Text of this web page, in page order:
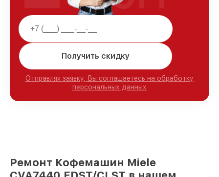
Получить скидку
Отправляя заявку, Вы соглашаетесь на обработку
персональных данных
Ремонт Кофемашин Miele